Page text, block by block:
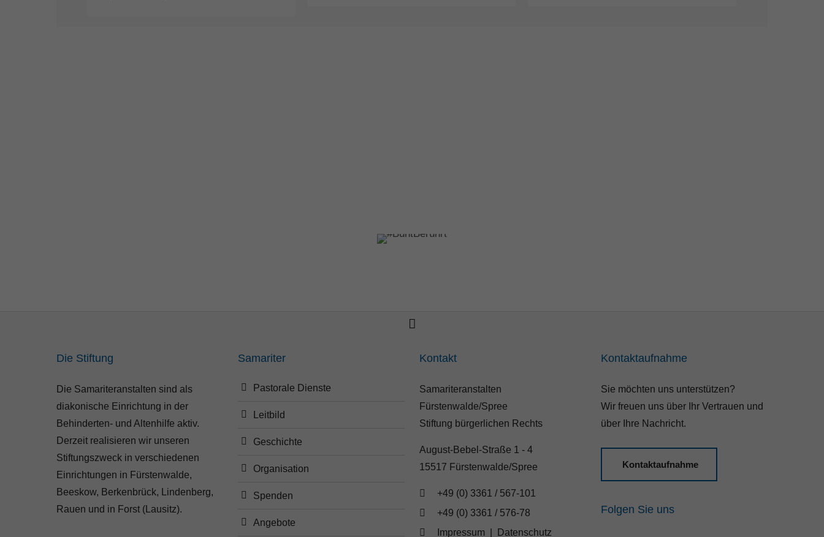
Die Stiftung
Die Samariteranstalten sind als
diakonische Einrichtung in der
Behinderten- und Altenhilfe aktiv.
Derzeit realisieren wir unseren
Stiftungszweck in verschiedenen
Einrichtungen in Fürstenwalde,
Beeskow, Berkenbrück, Lindenberg,
Rauen und in Forst (Lausitz).
Samariter
Pastorale Dienste
Leitbild
Geschichte
Organisation
Spenden
Angebote
Kontakt
Samariteranstalten
Fürstenwalde/Spree
Stiftung bürgerlichen Rechts
August-Bebel-Straße 1 - 4
15517 Fürstenwalde/Spree
+49 (0) 3361 / 567-101
+49 (0) 3361 / 576-78
Impressum| Datenschutz
Kontaktaufnahme
Sie möchten uns unterstützen?
Wir freuen uns über Ihr Vertrauen und
über Ihre Nachricht.
Kontaktaufnahme
Folgen Sie uns